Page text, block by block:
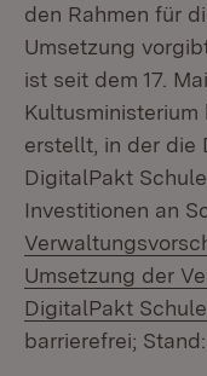
den Rahmen für
Umsetzung
ist seit dem 17.
erstellt, in der die
DigitalPakt
Investitionen an
Umsetzung der
DigitalPakt
barrierefrei;